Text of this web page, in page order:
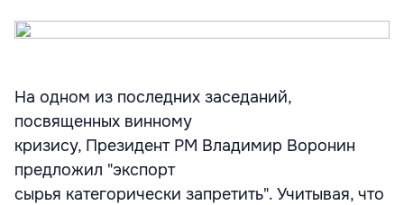
На одном из последних заседаний,
посвященных винному
кризису, Президент РМ Владимир Воронин
предложил "экспорт
сырья категорически запретить". Учитывая, что